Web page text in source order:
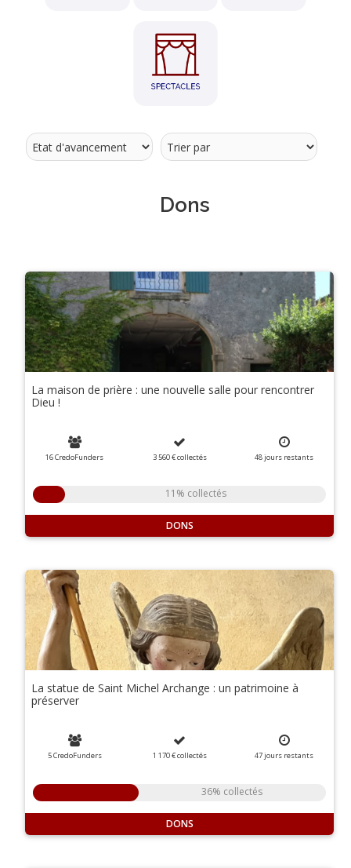
Dons
La maison de prière : une nouvelle salle pour rencontrer
Dieu !
16 CredoFunders 3 560 €collectés 48jours restants
11% collectés
DONS
La statue de Saint Michel Archange : un patrimoine à
préserver
5 CredoFunders 1 170 €collectés 47jours restants
36% collectés
DONS